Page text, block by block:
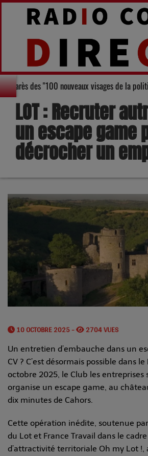
au Palmarès des "100 nouveaux
LOT : Recruter
un escape game
décrocher un
10 OCTOBRE 2025 - 2704 VUES
Un entretien d’embauche dans un
CV ? C’est désormais possible dans
octobre 2025, le Club les entreprises
organise un escape game, au
dix minutes de Cahors.
Cette opération inédite, soutenue
du Lot et France Travail dans le
d’attractivité territoriale Oh my Lot !,